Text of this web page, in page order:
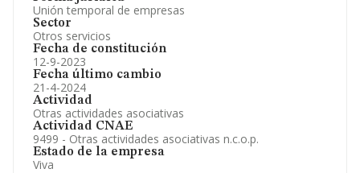
Unión temporal de empresas
Sector
Otros servicios
Fecha de constitución
12-9-2023
Fecha último cambio
21-4-2024
Actividad
Otras actividades asociativas
Actividad CNAE
9499 - Otras actividades asociativas n.c.o.p.
Estado de la empresa
Viva